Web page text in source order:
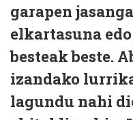
garapen
elkartasuna
besteak beste.
izandako
lagundu nahi